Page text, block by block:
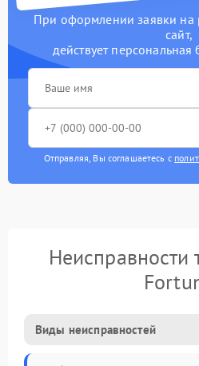
При оформлении заявки на
сайт,
действует персональная
Отправляя, Вы соглашаетесь с
Неисправности
Виды неисправностей